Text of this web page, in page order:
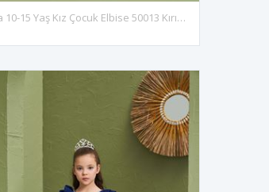
Lima 10-15 Yaş Kız Çocuk Elbise 50013 Kırık Beyaz